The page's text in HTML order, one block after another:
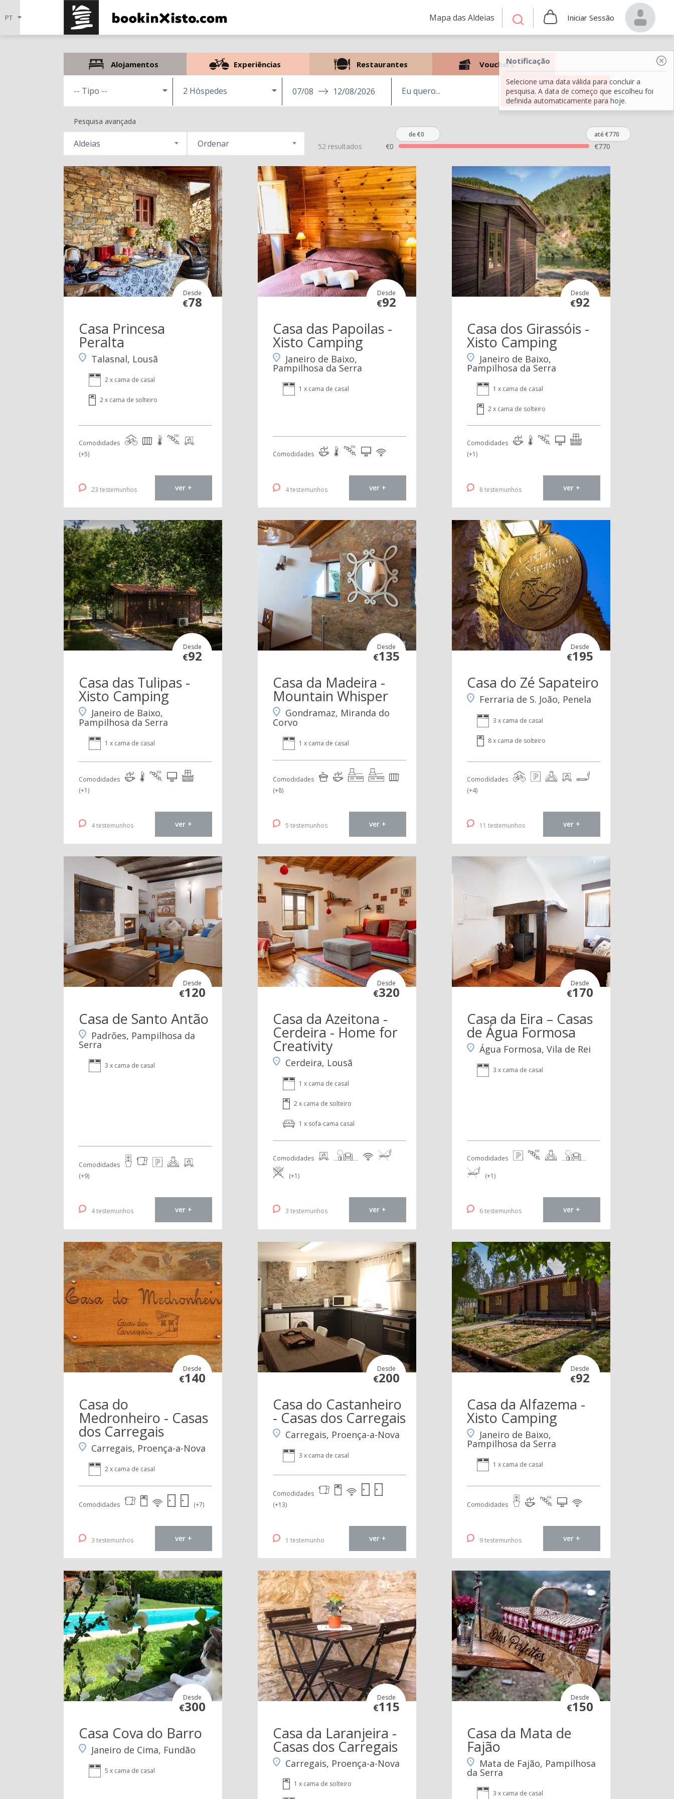
Mapa das Aldeias Iniciar Sessão
Notificação
Selecione uma data válida para concluir a
pesquisa. A data de começo que escolheu foi
definida automaticamente para hoje.
Alojamentos Experiências Restaurantes Vouchers
2 Hóspedes 07/08 12/08/2026 Pesquisar
Pesquisa avançada
Aldeias Ordenar 52 resultados €0
de €0 até €770
€770
Desde
€78
Casa Princesa
Peralta
Talasnal, Lousã
2 x cama de casal
2 x cama de solteiro
Comodidades
(+5)
23 testemunhos ver +
Desde
€92
Casa das Papoilas -
Xisto Camping
Janeiro de Baixo,
Pampilhosa da Serra
1 x cama de casal
Comodidades
4 testemunhos ver +
Desde
€92
Casa dos Girassóis -
Xisto Camping
Janeiro de Baixo,
Pampilhosa da Serra
1 x cama de casal
2 x cama de solteiro
Comodidades
(+1)
8 testemunhos ver +
Desde
€92
Casa das Tulipas -
Xisto Camping
Janeiro de Baixo,
Pampilhosa da Serra
1 x cama de casal
Comodidades
(+1)
4 testemunhos ver +
Desde
€135
Casa da Madeira -
Mountain Whisper
Gondramaz, Miranda do
Corvo
1 x cama de casal
Comodidades
(+8)
5 testemunhos ver +
Desde
€195
Casa do Zé Sapateiro
Ferraria de S. João, Penela
3 x cama de casal
8 x cama de solteiro
Comodidades
(+4)
11 testemunhos ver +
Desde
€120
Casa de Santo Antão
Padrões, Pampilhosa da
Serra
3 x cama de casal
Comodidades
(+9)
4 testemunhos ver +
Desde
€320
Casa da Azeitona -
Cerdeira - Home for
Creativity
Cerdeira, Lousã
1 x cama de casal
2 x cama de solteiro
1 x sofa-cama casal
Comodidades
(+1)
3 testemunhos ver +
Desde
€170
Casa da Eira – Casas
de Água Formosa
Água Formosa, Vila de Rei
3 x cama de casal
Comodidades
(+1)
6 testemunhos ver +
Desde
€140
Casa do
Medronheiro - Casas
dos Carregais
Carregais, Proença-a-Nova
2 x cama de casal
Comodidades (+7)
3 testemunhos ver +
Desde
€200
Casa do Castanheiro
- Casas dos Carregais
Carregais, Proença-a-Nova
3 x cama de casal
Comodidades
(+13)
1 testemunho ver +
Desde
€92
Casa da Alfazema -
Xisto Camping
Janeiro de Baixo,
Pampilhosa da Serra
1 x cama de casal
Comodidades
9 testemunhos ver +
Desde
€300
Casa Cova do Barro
Janeiro de Cima, Fundão
5 x cama de casal
Desde
€115
Casa da Laranjeira -
Casas dos Carregais
Carregais, Proença-a-Nova
1 x cama de solteiro
Desde
€150
Casa da Mata de
Fajão
Mata de Fajão, Pampilhosa
da Serra
3 x cama de casal